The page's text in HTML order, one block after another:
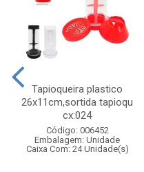
Tapioqueira plastico
26x11cm,sortida tapioqu
cx:024
Código: 006452
Embalagem: Unidade
Caixa Com: 24 Unidade(s)